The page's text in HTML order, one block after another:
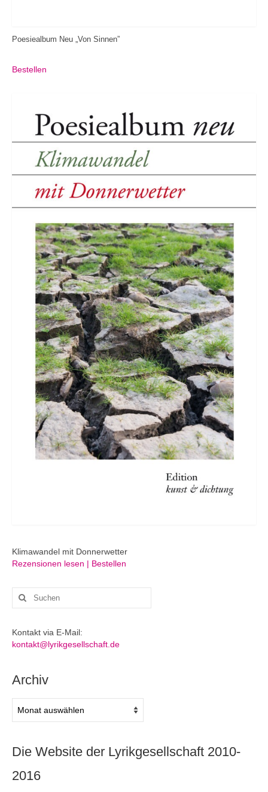
Poesiealbum Neu „Von Sinnen”
Bestellen
Klimawandel mit Donnerwetter
Rezensionen lesen | Bestellen
Suchen
nach:
Kontakt via E-Mail:
kontakt@lyrikgesellschaft.de
Archiv
Die Website der Lyrikgesellschaft 2010-
2016